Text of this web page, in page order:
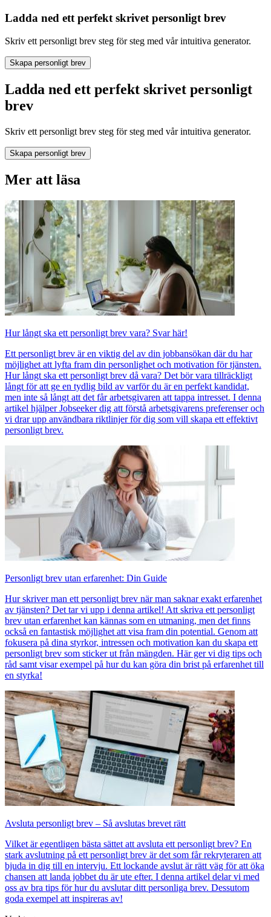
Ladda ned ett perfekt skrivet personligt brev
Skriv ett personligt brev steg för steg med vår intuitiva generator.
Skapa personligt brev
Ladda ned ett perfekt skrivet personligt
brev
Skriv ett personligt brev steg för steg med vår intuitiva generator.
Skapa personligt brev
Mer att läsa
Hur långt ska ett personligt brev vara? Svar här!
Ett personligt brev är en viktig del av din jobbansökan där du har
möjlighet att lyfta fram din personlighet och motivation för tjänsten.
Hur långt ska ett personligt brev då vara? Det bör vara tillräckligt
långt för att ge en tydlig bild av varför du är en perfekt kandidat,
men inte så långt att det får arbetsgivaren att tappa intresset. I denna
artikel hjälper Jobseeker dig att förstå arbetsgivarens preferenser och
vi drar upp användbara riktlinjer för dig som vill skapa ett effektivt
personligt brev.
Personligt brev utan erfarenhet: Din Guide
Hur skriver man ett personligt brev när man saknar exakt erfarenhet
av tjänsten? Det tar vi upp i denna artikel! Att skriva ett personligt
brev utan erfarenhet kan kännas som en utmaning, men det finns
också en fantastisk möjlighet att visa fram din potential. Genom att
fokusera på dina styrkor, intressen och motivation kan du skapa ett
personligt brev som sticker ut från mängden. Här ger vi dig tips och
råd samt visar exempel på hur du kan göra din brist på erfarenhet till
en styrka!
Avsluta personligt brev – Så avslutas brevet rätt
Vilket är egentligen bästa sättet att avsluta ett personligt brev? En
stark avslutning på ett personligt brev är det som får rekryteraren att
bjuda in dig till en intervju. Ett lockande avslut är rätt väg för att öka
chansen att landa jobbet du är ute efter. I denna artikel delar vi med
oss av bra tips för hur du avslutar ditt personliga brev. Dessutom
goda exempel att inspireras av!